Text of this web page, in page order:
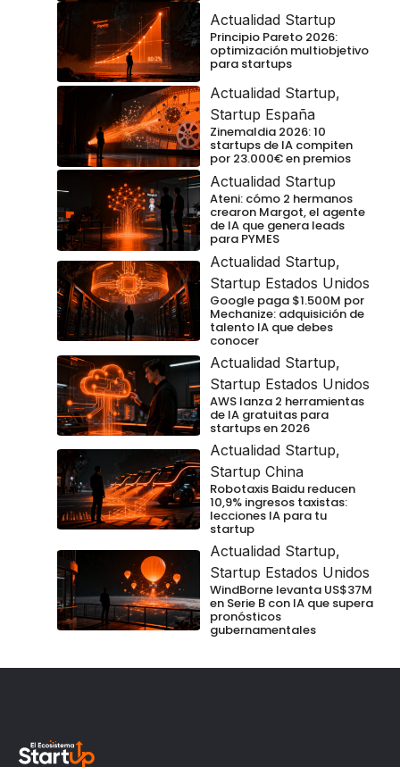
Actualidad Startup
Principio Pareto 2026:
optimización multiobjetivo
para startups
Actualidad Startup,
Startup España
Zinemaldia 2026: 10
startups de IA compiten
por 23.000€ en premios
Actualidad Startup
Ateni: cómo 2 hermanos
crearon Margot, el agente
de IA que genera leads
para PYMES
Actualidad Startup,
Startup Estados Unidos
Google paga $1.500M por
Mechanize: adquisición de
talento IA que debes
conocer
Actualidad Startup,
Startup Estados Unidos
AWS lanza 2 herramientas
de IA gratuitas para
startups en 2026
Actualidad Startup,
Startup China
Robotaxis Baidu reducen
10,9% ingresos taxistas:
lecciones IA para tu
startup
Actualidad Startup,
Startup Estados Unidos
WindBorne levanta US$37M
en Serie B con IA que supera
pronósticos
gubernamentales